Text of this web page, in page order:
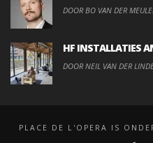
DOOR BO VAN DER
HF INSTALLATIES
DOOR NEIL VAN DER
PLACE DE L'OPERA IS